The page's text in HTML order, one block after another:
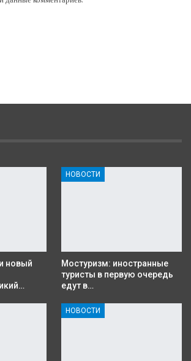
новый
НОВОСТИ
Мостуризм: иностранные
туристы в первую очередь
едут в…
НОВОСТИ